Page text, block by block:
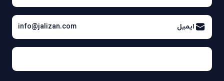
ایمیل info@jalizan.com